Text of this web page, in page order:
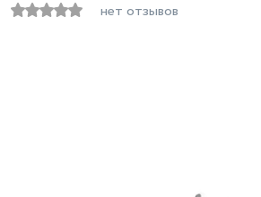
нет отзывов